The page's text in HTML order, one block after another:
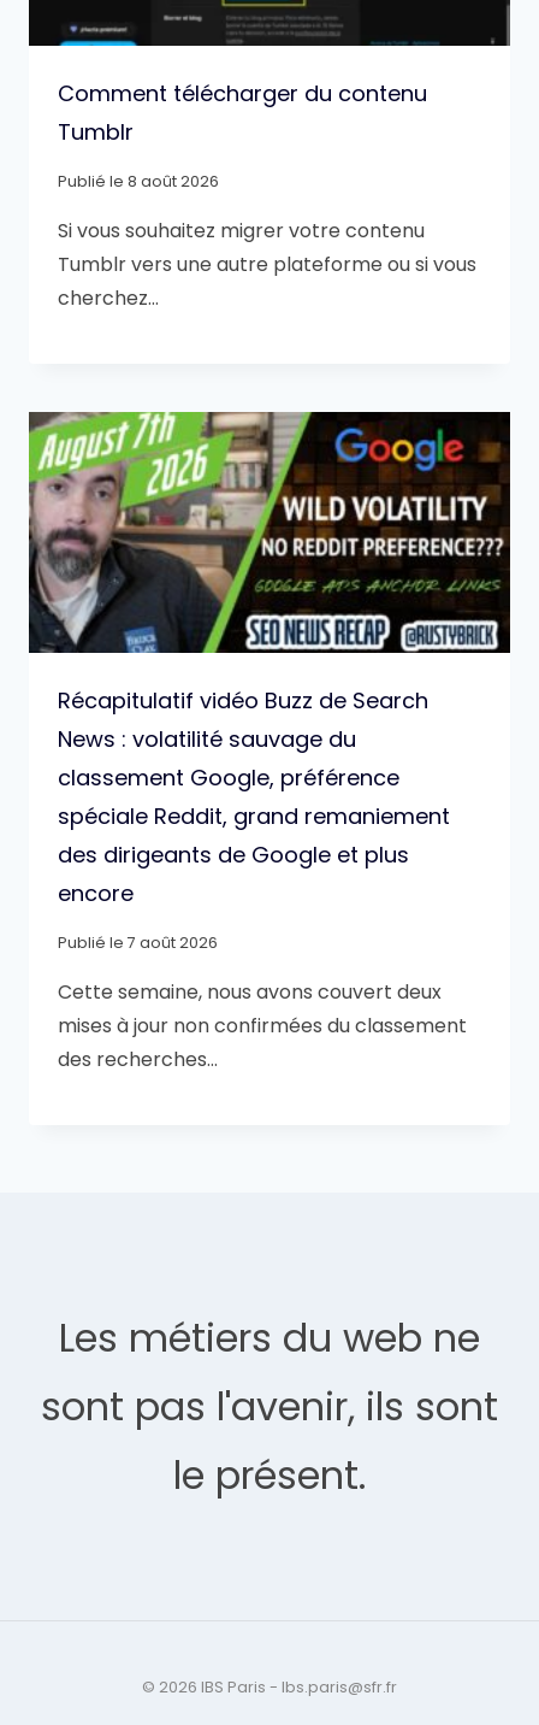
Comment télécharger du contenu
Tumblr
Publié le 8 août 2026
Si vous souhaitez migrer votre contenu
Tumblr vers une autre plateforme ou si vous
cherchez…
Récapitulatif vidéo Buzz de Search
News : volatilité sauvage du
classement Google, préférence
spéciale Reddit, grand remaniement
des dirigeants de Google et plus
encore
Publié le 7 août 2026
Cette semaine, nous avons couvert deux
mises à jour non confirmées du classement
des recherches…
Les métiers du web ne
sont pas l'avenir, ils sont
le présent.
© 2026 IBS Paris - Ibs.paris@sfr.fr